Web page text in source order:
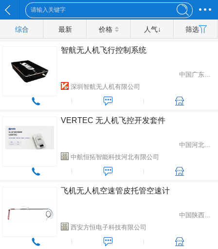
综合 最新 价格 人气↓ 筛选
智航无人机飞行控制系统
中国广东省深圳市
深圳智航无人机有限公司
VERTEC 无人机飞控开发套件
中国河北省石家庄市
中航恒拓智能科技河北有限公司
飞机无人机空速管皮托管空速计
中国陕西省西安市
西安方恒电子科技有限公司